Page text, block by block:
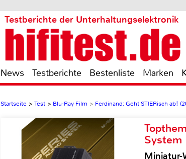
Testberichte der Unterhaltungselektronik
News Testberichte Bestenliste Marken
Startseite > Test > Blu-Ray Film > Ferdinand: Geht STIERisch ab!
System
Miniatur-